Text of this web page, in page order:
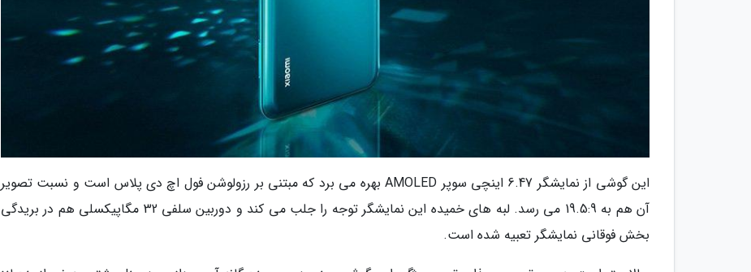
این گوشی از نمایشگر 6.47 اینچی سوپر AMOLED بهره می برد که مبتنی بر رزولوشن فول اچ دی پلاس است و نسبت تصویر
آن هم به 19.5:9 می رسد. لبه های خمیده این نمایشگر توجه را جلب می کند و دوربین سلفی 32 مگاپیکسلی هم در بریدگی
بخش فوقانی نمایشگر تعبیه شده است.